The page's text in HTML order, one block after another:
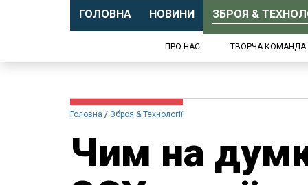
ГОЛОВНА НОВИНИ ЗБРОЯ &
ПРО НАС ТВОРЧА КОМАНДА
Головна Зброя & Технології
Чим на